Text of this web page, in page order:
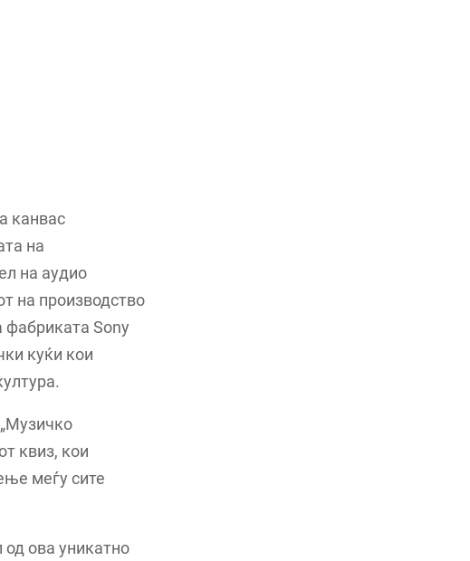
канвас
на
на аудио
на производство
фабриката Sony
куќи кои
квиз, кои
меѓу сите
ова уникатно